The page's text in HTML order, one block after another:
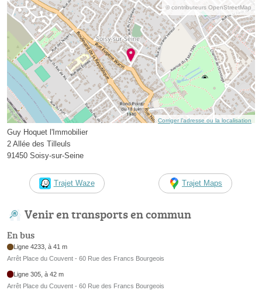
© contributeurs OpenStreetMap
Corriger l’adresse ou la localisation
Guy Hoquet l'Immobilier
2 Allée des Tilleuls
91450 Soisy-sur-Seine
Trajet Waze Trajet Maps
Venir en transports en commun
En bus
Ligne 4233, à 41 m
Arrêt Place du Couvent - 60 Rue des Francs Bourgeois
Ligne 305, à 42 m
Arrêt Place du Couvent - 60 Rue des Francs Bourgeois